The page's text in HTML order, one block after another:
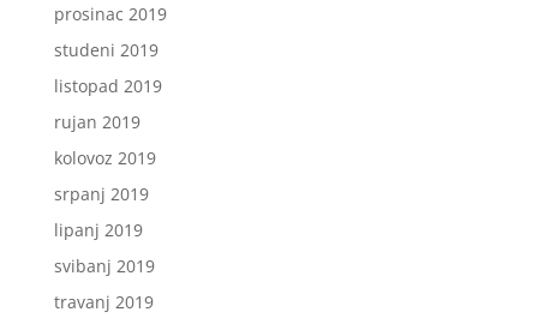
prosinac 2019
studeni 2019
listopad 2019
rujan 2019
kolovoz 2019
srpanj 2019
lipanj 2019
svibanj 2019
travanj 2019